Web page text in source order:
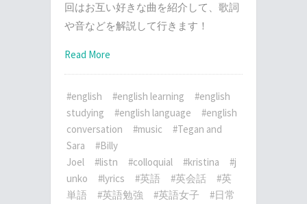
回はお互い好きな曲を紹介して、歌詞
や音などを解説して行きます！
Read More
#english #english learning
#english
studying
#english language
#english
conversation
#music
#Tegan and
Sara
#Billy
Joel
#listn #colloquial #kristina
#j
unko
#lyrics #英語 #英会話
#英
単語
#英語勉強 #英語女子
#日常